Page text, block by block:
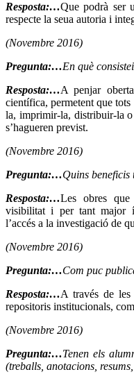
Resposta:…Que podrà ser
respecte la seua autoria i
(Novembre 2016)
Pregunta:…En què
Resposta:…A penjar
científica, permetent que
la, imprimir-la, distribuir-la o
s’hagueren previst.
(Novembre 2016)
Pregunta:…Quins
Resposta:…Les obres
visibilitat i per tant major
l’accés a la investigació de
(Novembre 2016)
Pregunta:…Com puc
Resposta:…A través de les
repositoris institucionals,
(Novembre 2016)
Pregunta:…Tenen els
(treballs, anotacions,